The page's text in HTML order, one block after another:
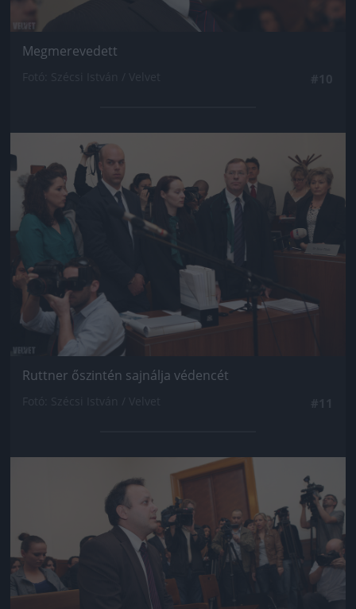
Megmerevedett
Jön még kép!
Ruttner őszintén sajnálja védencét
Jön még kép!